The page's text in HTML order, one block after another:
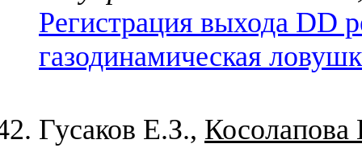
Регистрация выхода DD
газодинамическая
Гусаков Е.З.,